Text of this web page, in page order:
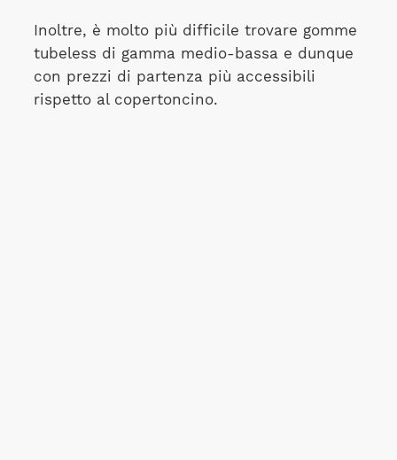
Inoltre, è molto più difficile trovare gomme
tubeless di gamma medio-bassa e dunque
con prezzi di partenza più accessibili
rispetto al copertoncino.